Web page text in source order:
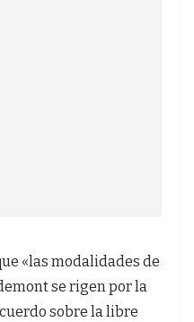
«las modalidades de
se rigen por la
sobre la libre